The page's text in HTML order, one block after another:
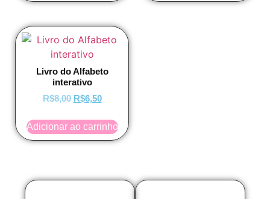
Livro do Alfabeto
interativo
R$8,00 R$6,50
Adicionar ao carrinho